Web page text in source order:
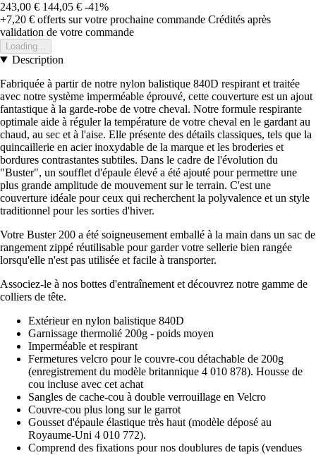
243,00 € 144,05 € -41%
+7,20 € offerts sur votre prochaine commande Crédités après
validation de votre commande
Loading...
Description
Fabriquée à partir de notre nylon balistique 840D respirant et traitée
avec notre système imperméable éprouvé, cette couverture est un ajout
fantastique à la garde-robe de votre cheval. Notre formule respirante
optimale aide à réguler la température de votre cheval en le gardant au
chaud, au sec et à l'aise. Elle présente des détails classiques, tels que la
quincaillerie en acier inoxydable de la marque et les broderies et
bordures contrastantes subtiles. Dans le cadre de l'évolution du
"Buster", un soufflet d'épaule élevé a été ajouté pour permettre une
plus grande amplitude de mouvement sur le terrain. C'est une
couverture idéale pour ceux qui recherchent la polyvalence et un style
traditionnel pour les sorties d'hiver.
Votre Buster 200 a été soigneusement emballé à la main dans un sac de
rangement zippé réutilisable pour garder votre sellerie bien rangée
lorsqu'elle n'est pas utilisée et facile à transporter.
Associez-le à nos bottes d'entraînement et découvrez notre gamme de
colliers de tête.
Extérieur en nylon balistique 840D
Garnissage thermolié 200g - poids moyen
Imperméable et respirant
Fermetures velcro pour le couvre-cou détachable de 200g
(enregistrement du modèle britannique 4 010 878). Housse de
cou incluse avec cet achat
Sangles de cache-cou à double verrouillage en Velcro
Couvre-cou plus long sur le garrot
Gousset d'épaule élastique très haut (modèle déposé au
Royaume-Uni 4 010 772).
Comprend des fixations pour nos doublures de tapis (vendues